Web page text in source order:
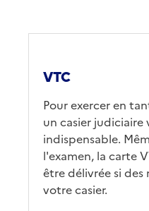
VTC
Pour exercer en
un casier judiciaire
indispensable.
l'examen, la carte
être délivrée si
votre casier.